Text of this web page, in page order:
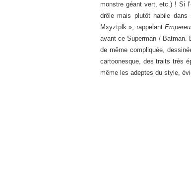
monstre géant vert, etc.) ! Si
drôle mais plutôt habile
Mxyztplk », rappelant
avant ce Superman / Batman.
de même compliquée,
cartoonesque, des traits très
même les adeptes du style,